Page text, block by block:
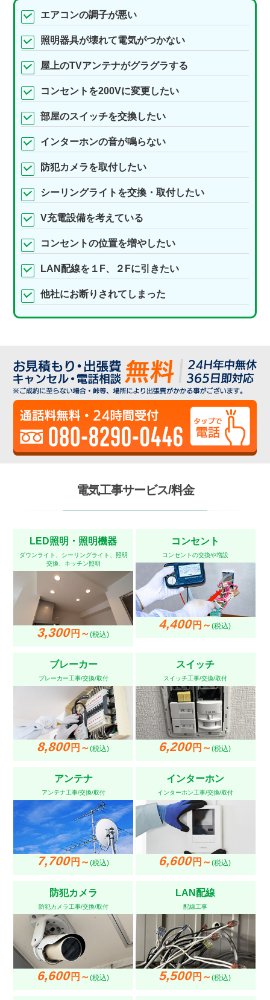
エアコンの調子が悪い
照明器具が壊れて電気がつかない
屋上のTVアンテナがグラグラする
コンセントを200Vに変更したい
部屋のスイッチを交換したい
インターホンの音が鳴らない
防犯カメラを取付したい
シーリングライトを交換・取付したい
V充電設備を考えている
コンセントの位置を増やしたい
LAN配線を１F、２Fに引きたい
他社にお断りされてしまった
電気工事サービス/料金
LED照明・照明機器
ダウンライト、シーリングライト、照明
交換、キッチン照明
3,300円～(税込)
コンセント
コンセントの交換や増設
4,400円～(税込)
ブレーカー
ブレーカー工事/交換/取付
8,800円～(税込)
スイッチ
スイッチ工事/交換/取付
6,200円～(税込)
アンテナ
アンテナ工事/交換/取付
7,700円～(税込)
インターホン
インターホン工事/交換/取付
6,600円～(税込)
防犯カメラ
防犯カメラ工事/交換/取付
6,600円～(税込)
LAN配線
配線工事
5,500円～(税込)